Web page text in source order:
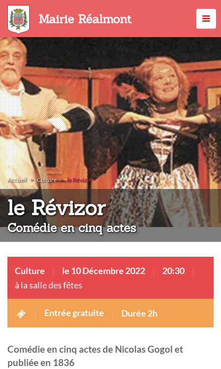
Aller
contenu
principal
Mairie Réalmont
Accueil Culture le Révizor
le Révizor:
Comédie en cinq actes
Culture le 10 Décembre 2022
20:30
à la salle des fêtes
Entrée gratuite Durée 2h
Comédie en cinq actes de Nicolas Gogol et
publiée en 1836